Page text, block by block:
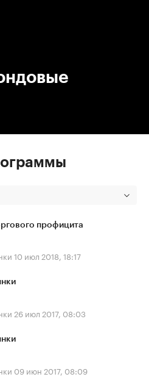
профицита
10 июл 2018, 18:17
26 июл 2017, 08:03
09 июн 2017, 08:09